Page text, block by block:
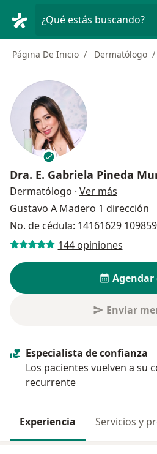
¿Qué estás buscando?
Página De Inicio Dermatólogo
Dra. E. Gabriela Pineda
Dermatólogo · Ver más
Gustavo A Madero 1 dirección
No. de cédula: 14161629
144 opiniones
Agendar
Enviar
Especialista de confianza
Los pacientes vuelven a su
recurrente
Experiencia Servicios y